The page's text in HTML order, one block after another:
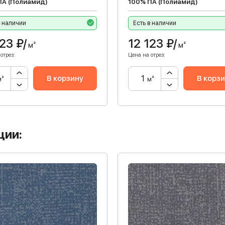
(Полиамид)
наличии
₽/м²
В корзину
100% ПА (Полиамид)
Есть в наличии
12 123 ₽/м²
Цена на отрез:
м² В